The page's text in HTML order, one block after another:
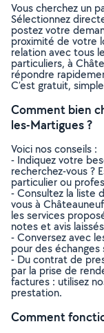
Vous cherchez un
Sélectionnez
postez votre
proximité de votre
relation avec tous
particuliers, à
répondre
C’est gratuit,
Comment bien
les-Martigues ?
Voici nos conseils :
- Indiquez votre
recherchez-vous ?
particulier ou
- Consultez la liste
vous à
les services
notes et avis
- Conversez avec
pour des
- Du contrat de
par la prise de
factures : utilisez
prestation.
Comment